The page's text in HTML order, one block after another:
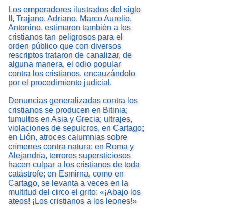
Los emperadores ilustrados del siglo
II, Trajano, Adriano, Marco Aurelio,
Antonino, estimaron también a los
cristianos tan peligrosos para el
orden público que con diversos
rescriptos trataron de canalizar, de
alguna manera, el odio popular
contra los cristianos, encauzándolo
por el procedimiento judicial.
Denuncias generalizadas contra los
cristianos se producen en Bitinia;
tumultos en Asia y Grecia; ultrajes,
violaciones de sepulcros, en Cartago;
en Lión, atroces calumnias sobre
crímenes contra natura; en Roma y
Alejandría, terrores supersticiosos
hacen culpar a los cristianos de toda
catástrofe; en Esmirna, como en
Cartago, se levanta a veces en la
multitud del circo el grito: «¡Abajo los
ateos! ¡Los cristianos a los leones!»